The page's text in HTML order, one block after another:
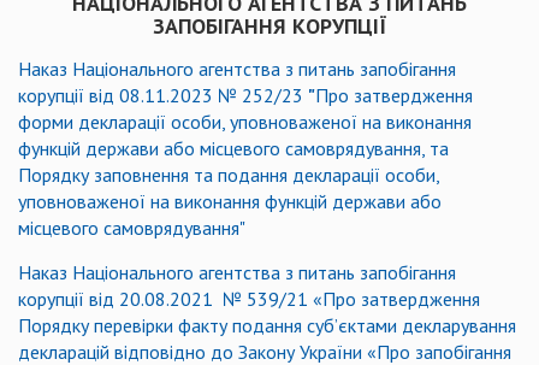
ЗАПОБІГАННЯ КОРУПЦІЇ
Наказ Національного агентства з питань запобігання
корупції від 08.11.2023 № 252/23 "Про затвердження
форми декларації особи, уповноваженої на виконання
функцій держави або місцевого самоврядування, та
Порядку заповнення та подання декларації особи,
уповноваженої на виконання функцій держави або
місцевого самоврядування"
Наказ Національного агентства з питань запобігання
корупції від 20.08.2021 № 539/21 «Про затвердження
Порядку перевірки факту подання суб’єктами декларування
декларацій відповідно до Закону України «Про запобігання